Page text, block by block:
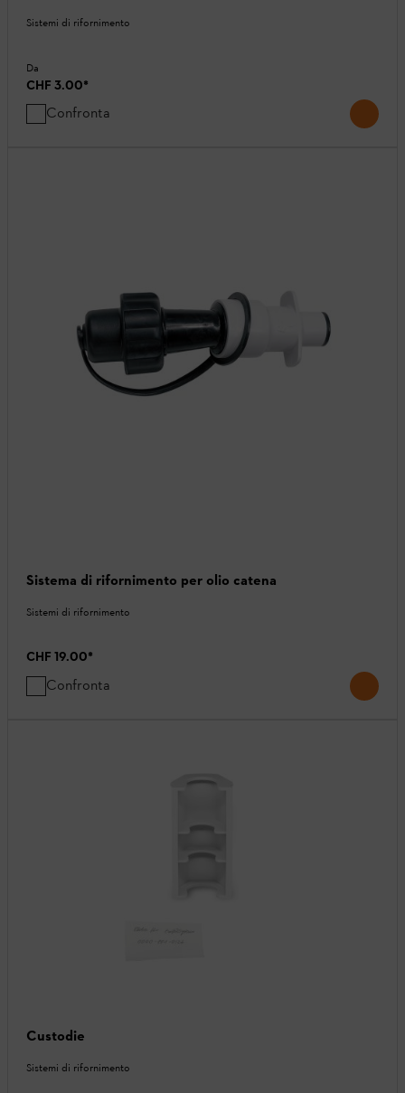
Sistemi di rifornimento
Da
CHF 3.00*
Confronta
Sistema di rifornimento per olio catena
Sistemi di rifornimento
CHF 19.00*
Confronta
Custodie
Sistemi di rifornimento